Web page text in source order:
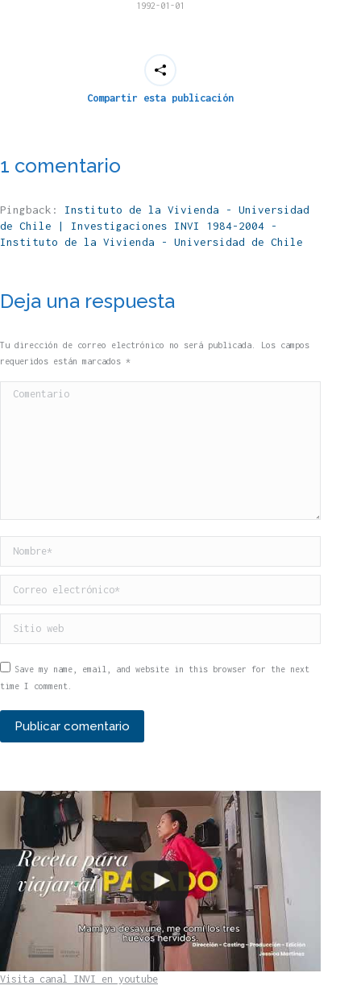
1992-01-01
Compartir esta publicación
1 comentario
Pingback:
Instituto de la Vivienda - Universidad
de Chile | Investigaciones INVI 1984-2004 -
Instituto de la Vivienda - Universidad de Chile
Deja una respuesta
Tu dirección de correo electrónico no será publicada. Los campos
requeridos están marcados *
Comentario
Nombre *
Correo electrónico *
Sitio web
Save my name, email, and website in this browser for the next
time I comment.
Publicar comentario
Visita canal INVI en youtube